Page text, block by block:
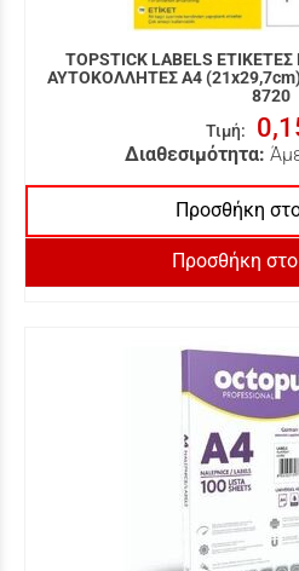
TOPSTICK LABELS
ΑΥΤΟΚΟΛΛΗΤΕΣ A4
8720
Τιμή:
Διαθεσιμότητα:
Προσθήκη
Προσθήκη